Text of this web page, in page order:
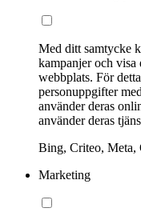
Med ditt samtycke
kampanjer och
webbplats. För
personuppgifter
använder deras
använder deras
Bing, Criteo, Meta,
Marketing